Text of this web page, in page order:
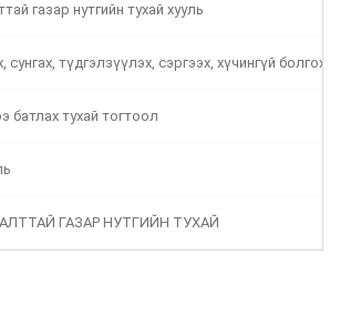
газар нутгийн тухай хууль
түдгэлзүүлэх, сэргээх, хүчингүй болгох
батлах тухай тогтоол
ГАЗАР НУТГИЙН ТУХАЙ